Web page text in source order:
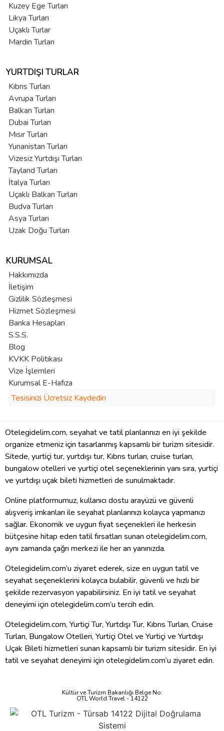
Kuzey Ege Turları
Likya Turları
Uçaklı Turlar
Mardin Turları
YURTDIŞI TURLAR
Kıbrıs Turları
Avrupa Turları
Balkan Turları
Dubai Turları
Mısır Turları
Yunanistan Turları
Vizesiz Yurtdışı Turları
Tayland Turları
İtalya Turları
Uçaklı Balkan Turları
Budva Turları
Asya Turları
Uzak Doğu Turları
KURUMSAL
Hakkımızda
İletişim
Gizlilik Sözleşmesi
Hizmet Sözleşmesi
Banka Hesapları
S.S.S.
Blog
KVKK Politikası
Vize İşlemleri
Kurumsal E-Hafıza
Tesisinizi Ücretsiz Kaydedin
Otelegidelim.com, seyahat ve tatil planlarınızı en iyi şekilde
organize etmeniz için tasarlanmış kapsamlı bir turizm sitesidir.
Sitede, yurtiçi tur, yurtdışı tur, Kıbrıs turları, cruise turları,
bungalow otelleri ve yurtiçi otel seçeneklerinin yanı sıra, yurtiçi
ve yurtdışı uçak bileti hizmetleri de sunulmaktadır.
Online platformumuz, kullanıcı dostu arayüzü ve güvenli
alışveriş imkanları ile seyahat planlarınızı kolayca yapmanızı
sağlar. Ekonomik ve uygun fiyat seçenekleri ile herkesin
bütçesine hitap eden tatil fırsatları sunan otelegidelim.com,
aynı zamanda çağrı merkezi ile her an yanınızda.
Otelegidelim.com’u ziyaret ederek, size en uygun tatil ve
seyahat seçeneklerini kolayca bulabilir, güvenli ve hızlı bir
şekilde rezervasyon yapabilirsiniz. En iyi tatil ve seyahat
deneyimi için otelegidelim.com’u tercih edin.
Otelegidelim.com, Yurtiçi Tur, Yurtdışı Tur, Kıbrıs Turları, Cruise
Turları, Bungalow Otelleri, Yurtiçi Otel ve Yurtiçi ve Yurtdışı
Uçak Bileti hizmetleri sunan kapsamlı bir turizm sitesidir. En iyi
tatil ve seyahat deneyimi için otelegidelim.com’u ziyaret edin.
Kültür ve Turizm Bakanlığı Belge No:
OTL World Travel - 14122